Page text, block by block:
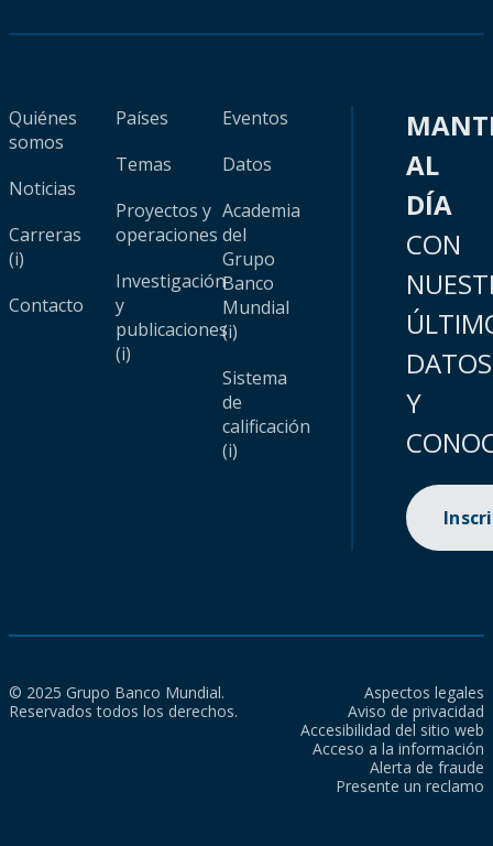
Quiénes
somos
Noticias
Carreras
(i)
Contacto
Países
Temas
Proyectos y
operaciones
Investigación
y
publicaciones
(i)
Eventos
Datos
Academia
del
Grupo
Banco
Mundial
(i)
Sistema
de
calificación
(i)
AL
DÍA
CON
DATOS
Y
© 2025 Grupo Banco Mundial.
Reservados todos los derechos.
Aspectos legales
Aviso de privacidad
Accesibilidad del sitio web
Acceso a la información
Alerta de fraude
Presente un reclamo